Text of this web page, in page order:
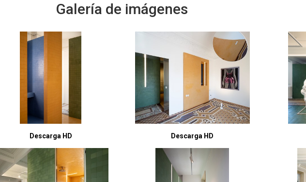
Galería de imágenes
Descarga HD Descarga HD